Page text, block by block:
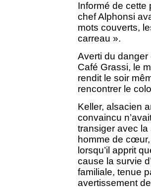
Informé de cette
chef Alphonsi
mots couverts,
carreau ».
Averti du
Café Grassi, le
rendit le soir
rencontrer le
Keller, alsacien
convaincu
transiger avec
homme de
lorsqu’il apprit
cause la survie
familiale, tenue
avertissement